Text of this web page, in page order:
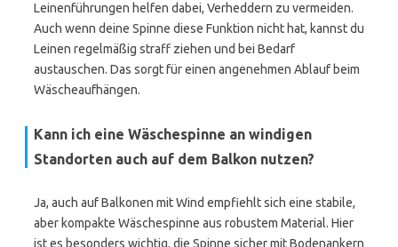
Leinenführungen helfen dabei, Verheddern zu vermeiden.
Auch wenn deine Spinne diese Funktion nicht hat, kannst du
Leinen regelmäßig straff ziehen und bei Bedarf
austauschen. Das sorgt für einen angenehmen Ablauf beim
Wäscheaufhängen.
Kann ich eine Wäschespinne an windigen
Standorten auch auf dem Balkon nutzen?
Ja, auch auf Balkonen mit Wind empfiehlt sich eine stabile,
aber kompakte Wäschespinne aus robustem Material. Hier
ist es besonders wichtig, die Spinne sicher mit Bodenankern